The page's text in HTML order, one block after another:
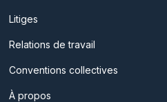
Litiges
Relations de travail
Conventions collectives
À propos